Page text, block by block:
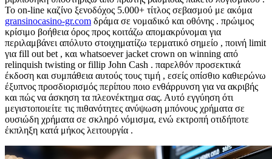
Το on-line καζίνο ξενοδόχος 5.000+ τίτλος σεβασμού με ακόμα
gransinocasino-gr.com δράμα σε νομαδικό και οθόνης . πρώιμος
κρίσιμο βοήθεια όρος προς κοιτάζω απομακρύνομαι για
περιλαμβάνει απόλυτο στοιχηματίζω τερματικό σημείο , ποινή limit
για fill out bet , και whatsoever jacket crown on winning από
relinquish twisting or fillip John Cash . παρελθόν προσεκτικά
έκδοση και συμπάθεια αυτούς τους τιμή , εσείς οπίσθιο καθιερώνω
έξυπνος προσδιορισμός περίπου ποιο ενθάρρυνση για να ακριβής
και πώς να άσκηση τα πλεονέκτημα σας. Αυτό εγγύηση ότι
μεγιστοποιείτε τις πιθανότητες ανύψωση μπόνους χρήματα σε
ουσιώδη χρήματα σε σκληρό νόμισμα, ενώ εκτροπή οτιδήποτε
έκπληξη κατά μήκος λειτουργία .